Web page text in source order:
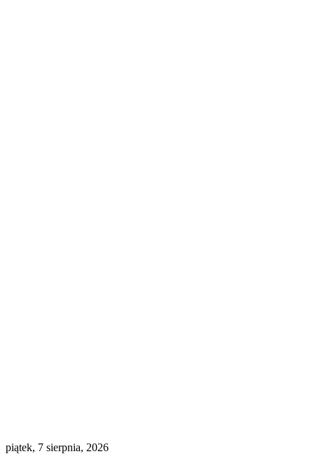
piątek, 7 sierpnia, 2026